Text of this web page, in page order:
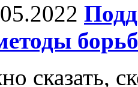
сказать,